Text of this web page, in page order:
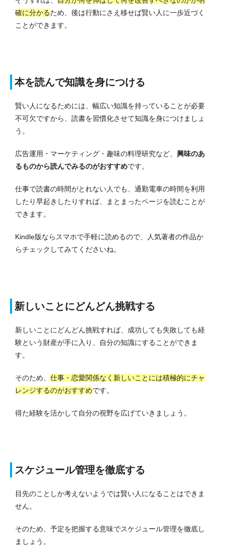
確に分かるため、後は行動にさえ移せば賢い人に一歩近づく
ことができます。
本を読んで知識を身につける
賢い人になるためには、幅広い知識を持っていることが必要
不可欠ですから、読書を習慣化させて知識を身につけましょ
う。
広告運用・マーケティング・趣味の料理研究など、 興味のあ
るものから読んでみるのがおすすめです。
仕事で読書の時間がとれない人でも、通勤電車の時間を利用
したり早起きしたりすれば、まとまったページを読むことが
できます。
Kindle版ならスマホで手軽に読めるので、人気著者の作品か
らチェックしてみてくださいね。
新しいことにどんどん挑戦する
新しいことにどんどん挑戦すれば、成功しても失敗しても経
験という財産が手に入り、自分の知識にすることができま
す。
そのため、 仕事・恋愛関係なく新しいことには積極的にチャ
レンジするのがおすすめです。
得た経験を活かして自分の視野を広げていきましょう。
スケジュール管理を徹底する
目先のことしか考えないようでは賢い人になることはできま
せん。
そのため、予定を把握する意味でスケジュール管理を徹底し
ましょう。